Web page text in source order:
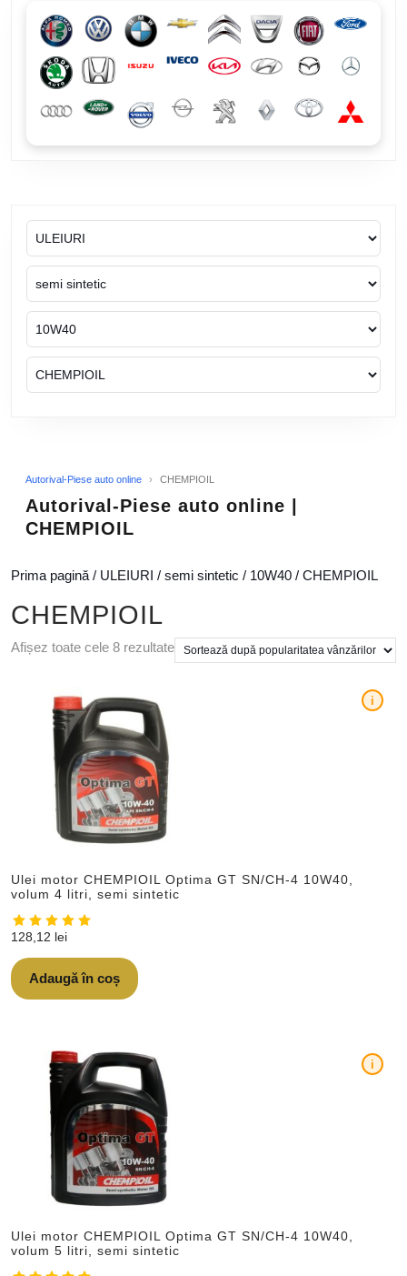
Autorival-Piese auto online › CHEMPIOIL
Autorival-Piese auto online |
CHEMPIOIL
Prima pagină / ULEIURI / semi sintetic / 10W40 / CHEMPIOIL
CHEMPIOIL
Afișez toate cele 8 rezultate
Ulei motor CHEMPIOIL Optima GT SN/CH-4 10W40,
volum 4 litri, semi sintetic
i
128,12 lei
Adaugă în coș
Ulei motor CHEMPIOIL Optima GT SN/CH-4 10W40,
volum 5 litri, semi sintetic
i